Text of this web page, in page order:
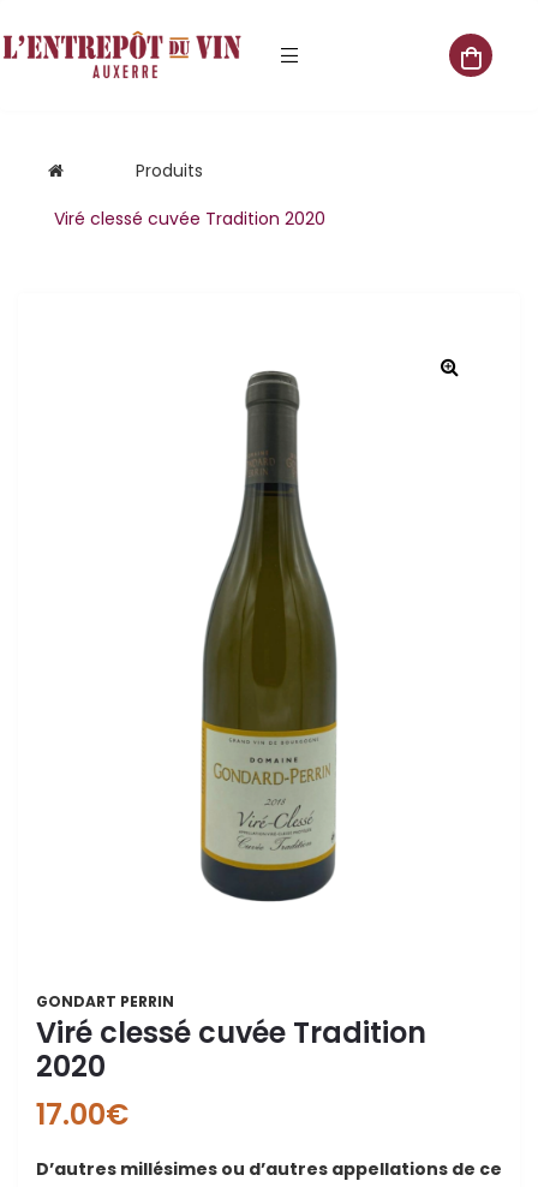
Produits
Viré clessé cuvée Tradition 2020
GONDART PERRIN
Viré clessé cuvée Tradition
2020
17.00€
D’autres millésimes ou d’autres appellations de ce